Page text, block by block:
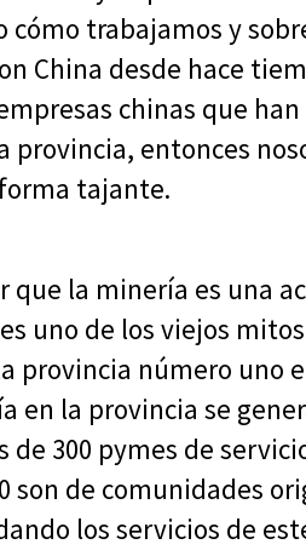
trabajamos y
China desde hace
chinas que
provincia, entonces
tajante.
que la minería es una
uno de los viejos
provincia número uno
la provincia se
300 pymes de
son de comunidades
los servicios de